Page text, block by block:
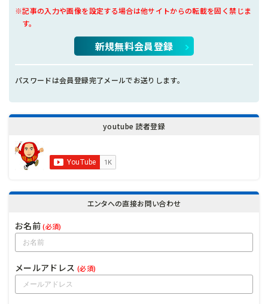
※記事の入力や画像を設定する場合は他サイトからの転載を固く禁じま
す。
新規無料会員登録
パスワードは会員登録完了メールでお送りします。
youtube 読者登録
エンタへの直接お問い合わせ
お名前(必須)
メールアドレス (必須)